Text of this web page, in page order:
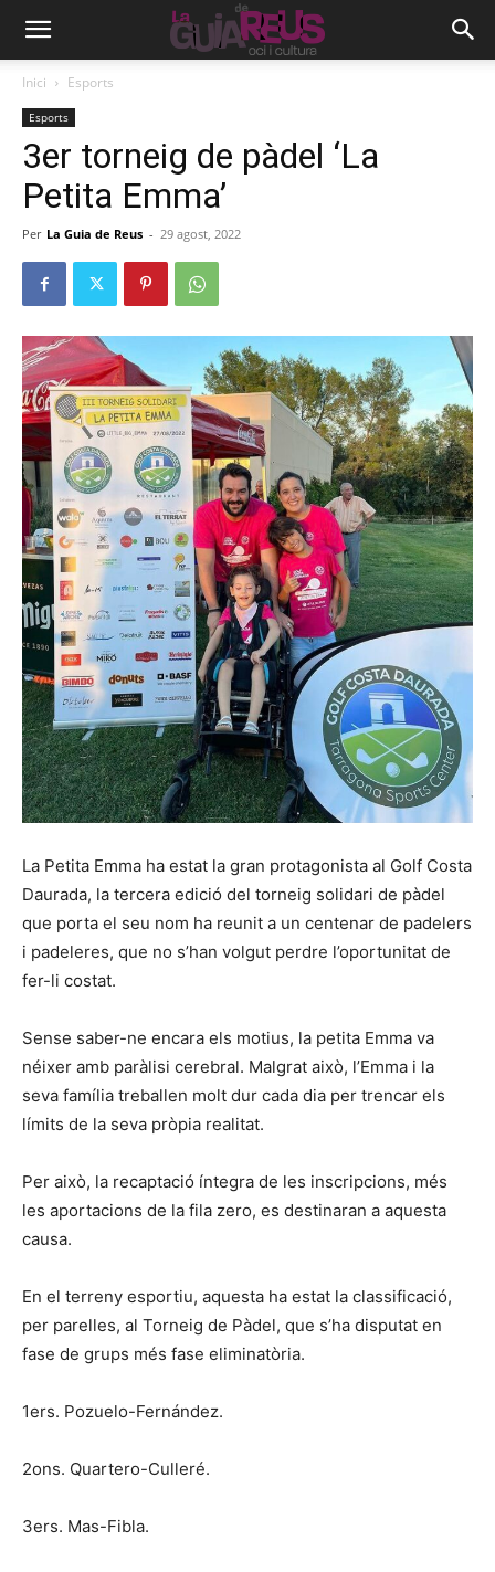
Inici Esports
Esports
3er torneig de pàdel ‘La
Petita Emma’
Per La Guia de Reus - 29 agost, 2022
La Petita Emma ha estat la gran protagonista al Golf Costa
Daurada, la tercera edició del torneig solidari de pàdel
que porta el seu nom ha reunit a un centenar de padelers
i padeleres, que no s’han volgut perdre l’oportunitat de
fer-li costat.
Sense saber-ne encara els motius, la petita Emma va
néixer amb paràlisi cerebral. Malgrat això, l’Emma i la
seva família treballen molt dur cada dia per trencar els
límits de la seva pròpia realitat.
Per això, la recaptació íntegra de les inscripcions, més
les aportacions de la fila zero, es destinaran a aquesta
causa.
En el terreny esportiu, aquesta ha estat la classificació,
per parelles, al Torneig de Pàdel, que s’ha disputat en
fase de grups més fase eliminatòria.
1ers. Pozuelo-Fernández.
2ons. Quartero-Culleré.
3ers. Mas-Fibla.